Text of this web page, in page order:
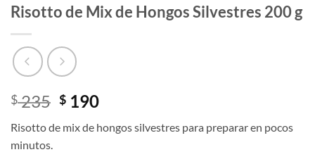
Risotto de Mix de Hongos Silvestres 200 g
$235 El
original
$ 190El
actual
Risotto de mix de hongos silvestres para preparar en pocos
minutos.